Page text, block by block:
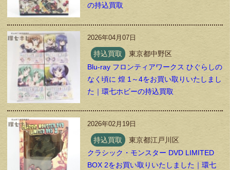
の持込買取
2026年04月07日
持込買取
東京都中野区
Blu-ray フロンティアワークス ひぐらしの
なく頃に 煌 1～4をお買い取りいたしまし
た｜環七ホビーの持込買取
2026年02月19日
持込買取
東京都江戸川区
クラシック・モンスター DVD LIMITED
BOX 2をお買い取りいたしました｜環七